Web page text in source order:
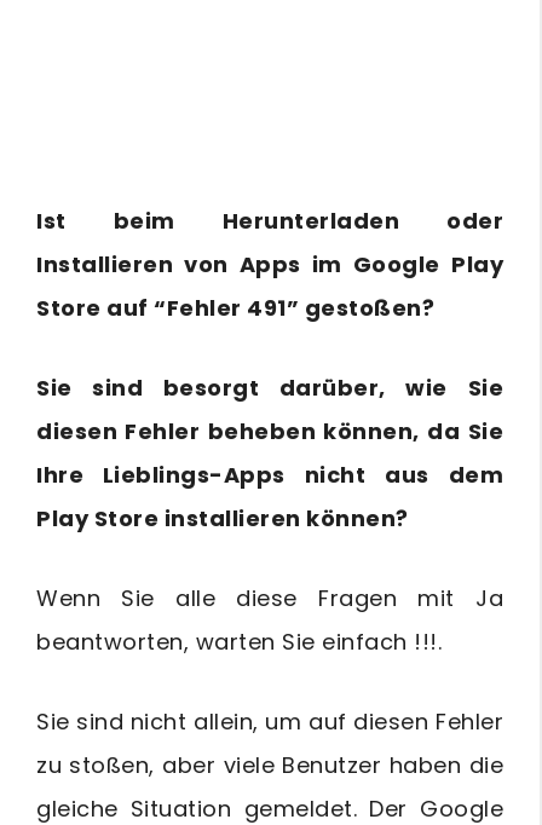
Ist beim Herunterladen oder
Installieren von Apps im Google Play
Store auf “Fehler 491” gestoßen?
Sie sind besorgt darüber, wie Sie
diesen Fehler beheben können, da Sie
Ihre Lieblings-Apps nicht aus dem
Play Store installieren können?
Wenn Sie alle diese Fragen mit Ja
beantworten, warten Sie einfach !!!.
Sie sind nicht allein, um auf diesen Fehler
zu stoßen, aber viele Benutzer haben die
gleiche Situation gemeldet. Der Google